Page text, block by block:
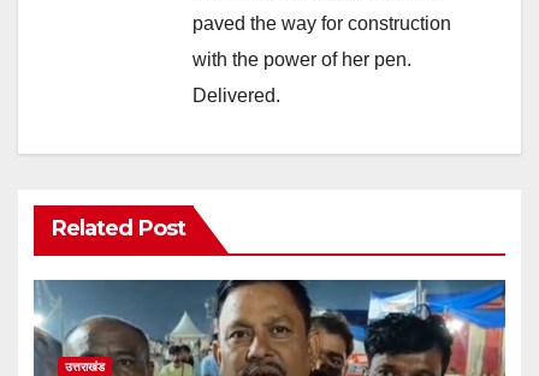
paved the way for construction
with the power of her pen.
Delivered.
Related Post
उत्तराखंड